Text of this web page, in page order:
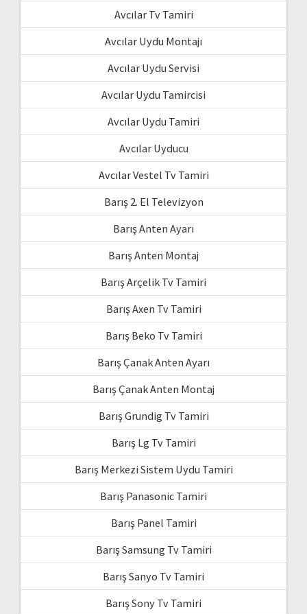
Avcılar Tv Tamiri
Avcılar Uydu Montajı
Avcılar Uydu Servisi
Avcılar Uydu Tamircisi
Avcılar Uydu Tamiri
Avcılar Uyducu
Avcılar Vestel Tv Tamiri
Barış 2. El Televizyon
Barış Anten Ayarı
Barış Anten Montaj
Barış Arçelik Tv Tamiri
Barış Axen Tv Tamiri
Barış Beko Tv Tamiri
Barış Çanak Anten Ayarı
Barış Çanak Anten Montaj
Barış Grundig Tv Tamiri
Barış Lg Tv Tamiri
Barış Merkezi Sistem Uydu Tamiri
Barış Panasonic Tamiri
Barış Panel Tamiri
Barış Samsung Tv Tamiri
Barış Sanyo Tv Tamiri
Barış Sony Tv Tamiri